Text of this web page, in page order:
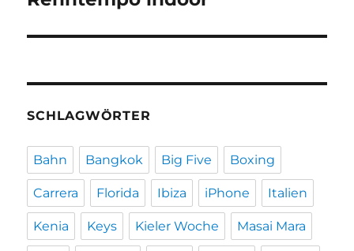
SCHLAGWÖRTER
Bahn Bangkok Big Five Boxing
Carrera Florida Ibiza iPhone Italien
Kenia Keys Kieler Woche Masai Mara